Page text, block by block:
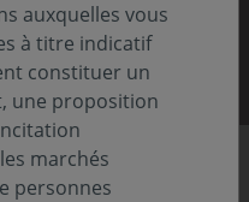
auxquelles vous
à titre indicatif
constituer un
une proposition
marchés
personnes